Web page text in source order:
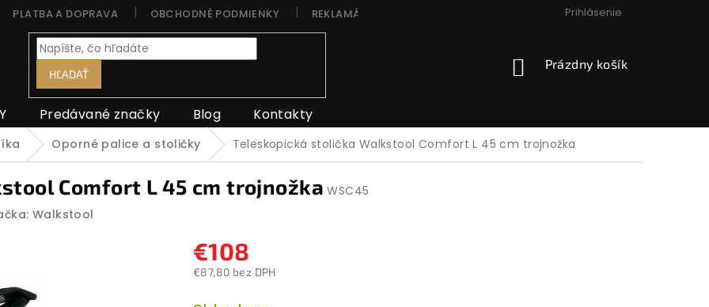
PLATBA A DOPRAVA OBCHODNÉ PODMIENKY REKLAMÁCIA, VÝMENA, VRÁTENIE PODMIENKY OCHRANY
Prihlásenie
HĽADAŤ
NÁKUPNÝ
Prázdny košík
Predávané značky Blog Kontakty
Oporné palice a stoličky Teleskopická stolička Walkstool Comfort L 45 cm trojnožka
Comfort L 45 cm trojnožka WSC45
Walkstool
€108
€87,80 bez DPH